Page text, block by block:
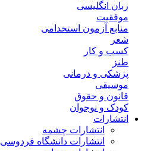
زبان انگلیسی
موفقیت
منابع آزمون استخدامی
شعر
کسب و کار
طنز
پزشکی و درمانی
موسیقی
قانون و حقوق
کودک و نوجوان
انتشارات
انتشارات چشمه
انتشارات دانشگاه فردوسی